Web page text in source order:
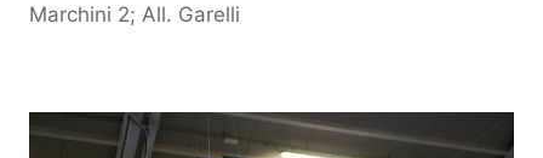
Marchini 2; All. Garelli